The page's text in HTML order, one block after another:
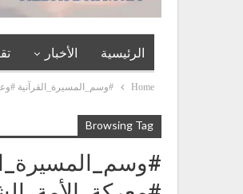
الرئيسية الأخبار
Home #وسم_المسيرة_القرآنية
Browsing Tag